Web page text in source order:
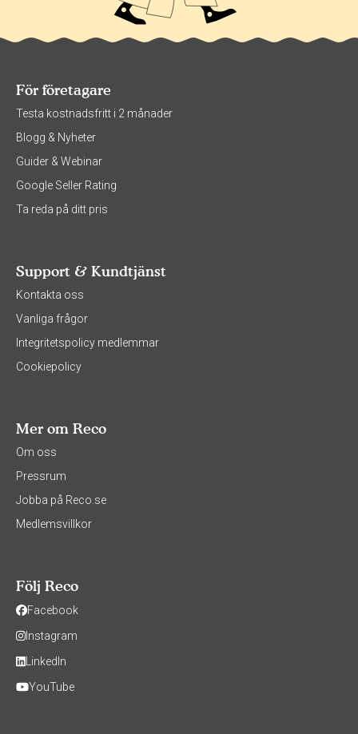
För företagare
Testa kostnadsfritt i 2 månader
Blogg & Nyheter
Guider & Webinar
Google Seller Rating
Ta reda på ditt pris
Support & Kundtjänst
Kontakta oss
Vanliga frågor
Integritetspolicy medlemmar
Cookiepolicy
Mer om Reco
Om oss
Pressrum
Jobba på Reco.se
Medlemsvillkor
Följ Reco
Facebook
Instagram
LinkedIn
YouTube